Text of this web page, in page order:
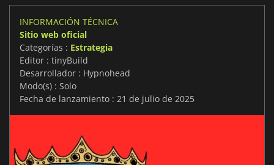
INFORMACIÓN TÉCNICA
Sitio web oficial
Categorías : Estrategia
Editor : tinyBuild
Desarrollador : Hypnohead
Modo(s) : Solo
Fecha de lanzamiento : 21 de julio de 2025